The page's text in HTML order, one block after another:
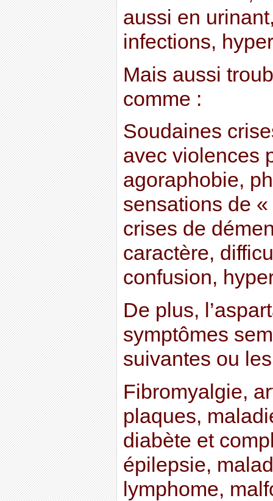
aussi en
infections,
Mais aussi
comme :
Soudaines
avec violences
agoraphobie,
sensations de
crises de
caractère,
confusion,
De plus,
symptômes
suivantes ou
Fibromyalgie,
plaques,
diabète et
épilepsie,
lymphome,